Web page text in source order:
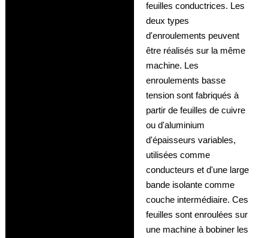
feuilles conductrices. Les
deux types
d'enroulements peuvent
être réalisés sur la même
machine. Les
enroulements basse
tension sont fabriqués à
partir de feuilles de cuivre
ou d'aluminium
d'épaisseurs variables,
utilisées comme
conducteurs et d'une large
bande isolante comme
couche intermédiaire. Ces
feuilles sont enroulées sur
une machine à bobiner les